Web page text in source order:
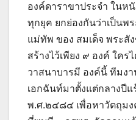
องค์ดาราขาประจำ ในห
ทุกยุค ยกย่องกันว่าเป็นพ
แม่ทัพ ของ สมเด็จ พระสั
สร้างไว้เพียง ๙ องค์ ใคร
วาสนาบารมี องค์นี้ ทีมงา
เอกฉันท์มาตั้งแต่กลางปีแ
พ.ศ.๒๔๘๔ เพื่อหาวัตถุม